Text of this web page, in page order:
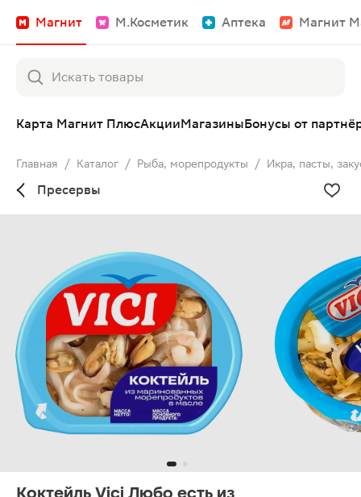
Магнит М.Косметик Аптека Магнит
Карта Магнит ПлюсАкцииМагазиныБонусы от
Главная / Каталог / Рыба, морепродукты / Икра, пасты,
Пресервы
Коктейль Vici Любо есть из